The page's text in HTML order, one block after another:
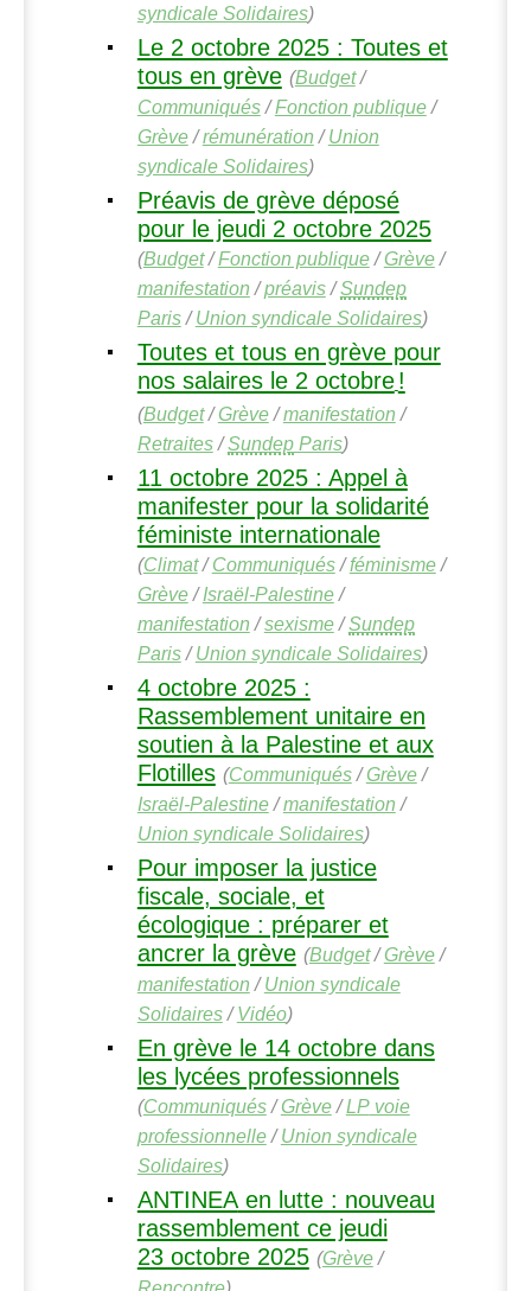
syndicale Solidaires)
Le 2 octobre 2025 : Toutes et
tous en grève (Budget/
Communiqués/Fonction publique/
Grève/rémunération /Union
syndicale Solidaires)
Préavis de grève déposé
pour le jeudi 2 octobre 2025
(Budget/Fonction publique/Grève/
manifestation /préavis/Sundep
Paris/Union syndicale Solidaires)
Toutes et tous en grève pour
nos salaires le 2 octobre!
(Budget/Grève/manifestation /
Retraites/SundepParis)
11 octobre 2025 : Appel à
manifester pour la solidarité
féministe internationale
(Climat/Communiqués/féminisme/
Grève/Israël-Palestine/
manifestation /sexisme/Sundep
Paris/Union syndicale Solidaires)
4 octobre 2025 :
Rassemblement unitaire en
soutien à la Palestine et aux
Flotilles (Communiqués/Grève/
Israël-Palestine/manifestation /
Union syndicale Solidaires)
Pour imposer la justice
fiscale, sociale, et
écologique : préparer et
ancrer la grève (Budget/Grève/
manifestation /Union syndicale
Solidaires/Vidéo)
En grève le 14 octobre dans
les lycées professionnels
(Communiqués/Grève/LPvoie
professionnelle/Union syndicale
Solidaires)
ANTINEAen lutte : nouveau
rassemblement ce jeudi
23 octobre 2025 (Grève/